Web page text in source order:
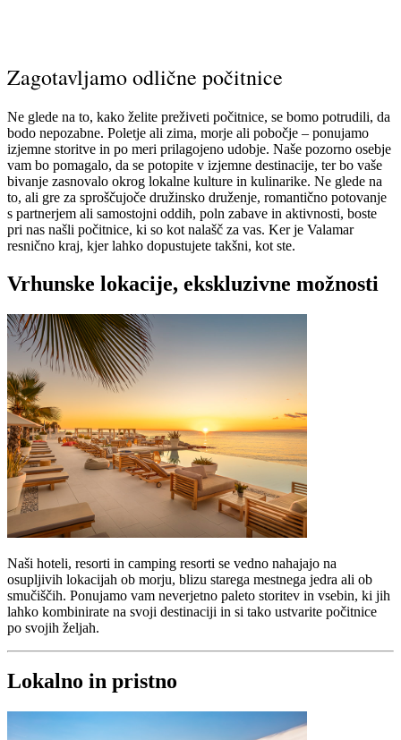
Zagotavljamo odlične počitnice
Ne glede na to, kako želite preživeti počitnice, se bomo potrudili, da
bodo nepozabne. Poletje ali zima, morje ali pobočje – ponujamo
izjemne storitve in po meri prilagojeno udobje. Naše pozorno osebje
vam bo pomagalo, da se potopite v izjemne destinacije, ter bo vaše
bivanje zasnovalo okrog lokalne kulture in kulinarike. Ne glede na
to, ali gre za sproščujoče družinsko druženje, romantično potovanje
s partnerjem ali samostojni oddih, poln zabave in aktivnosti, boste
pri nas našli počitnice, ki so kot nalašč za vas. Ker je Valamar
resnično kraj, kjer lahko dopustujete takšni, kot ste.
Vrhunske lokacije, ekskluzivne možnosti
Naši hoteli, resorti in camping resorti se vedno nahajajo na
osupljivih lokacijah ob morju, blizu starega mestnega jedra ali ob
smučiščih. Ponujamo vam neverjetno paleto storitev in vsebin, ki jih
lahko kombinirate na svoji destinaciji in si tako ustvarite počitnice
po svojih željah.
Lokalno in pristno